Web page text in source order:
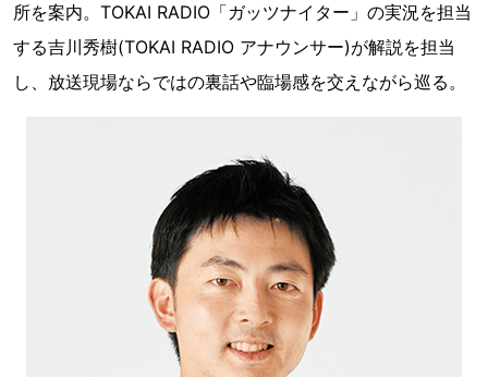
所を案内。TOKAI RADIO「ガッツナイター」の実況を担当
する吉川秀樹(TOKAI RADIO アナウンサー)が解説を担当
し、放送現場ならではの裏話や臨場感を交えながら巡る。